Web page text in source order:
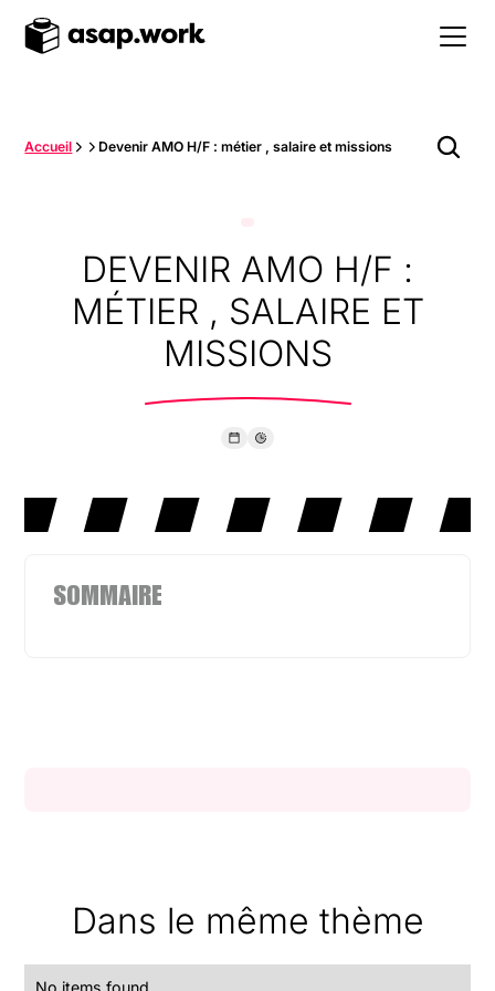
Accueil Devenir AMO H/F : métier , salaire et missions
DEVENIR AMO H/F :
MÉTIER , SALAIRE ET
MISSIONS
SOMMAIRE
Dans le même thème
No items found.